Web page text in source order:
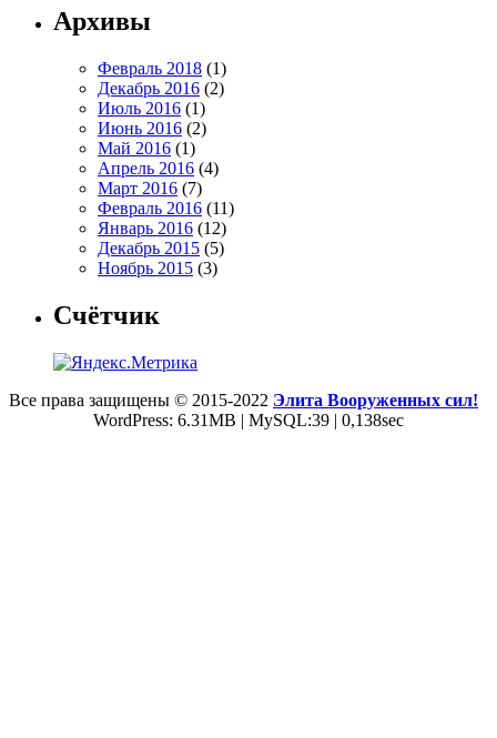
Архивы
Февраль 2018 (1)
Декабрь 2016 (2)
Июль 2016 (1)
Июнь 2016 (2)
Май 2016 (1)
Апрель 2016 (4)
Март 2016 (7)
Февраль 2016 (11)
Январь 2016 (12)
Декабрь 2015 (5)
Ноябрь 2015 (3)
Счётчик
Все права защищены © 2015-2022 Элита Вооруженных сил!
WordPress: 6.31MB | MySQL:39 | 0,138sec